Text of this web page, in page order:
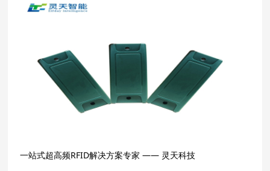
一站式超高频RFID解决方案专家 —— 灵天科技